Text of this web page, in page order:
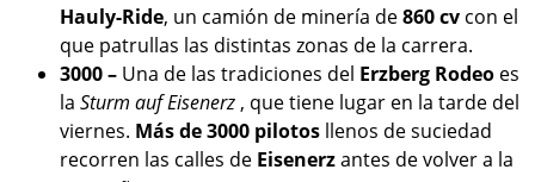
Hauly-Ride, un camión de minería de860 cv con el
que patrullas las distintas zonas de la carrera.
3000 – Una de las tradiciones del Erzberg Rodeo es
la Sturm auf Eisenerz , que tiene lugar en la tarde del
viernes. Más de 3000 pilotos llenos de suciedad
recorren las calles de Eisenerzantes de volver a la